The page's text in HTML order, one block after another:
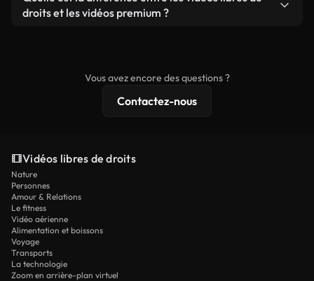
prêtes à l'emploi.
remixer nos vidéos. Assurez-vous simplement que
droits et les vidéos premium ?
résolution 4K et des protections de licence
Vous avez encore des questions ?
Contactez-nous
Vidéos libres de droits
Nature
Personnes
Amour & Relations
Le fitness
Vidéo aérienne
Alimentation et boissons
Voyage
Transports
La technologie
Zoom en arrière-plan virtuel